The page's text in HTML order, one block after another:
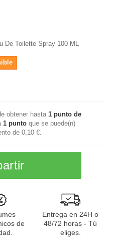
De Toilette Spray 100 ML
obtener hasta 1 punto de
1 punto que se puede(n)
de 0,10 €
de
Entrega en 24H o
48/72 horas - Tú
eliges.